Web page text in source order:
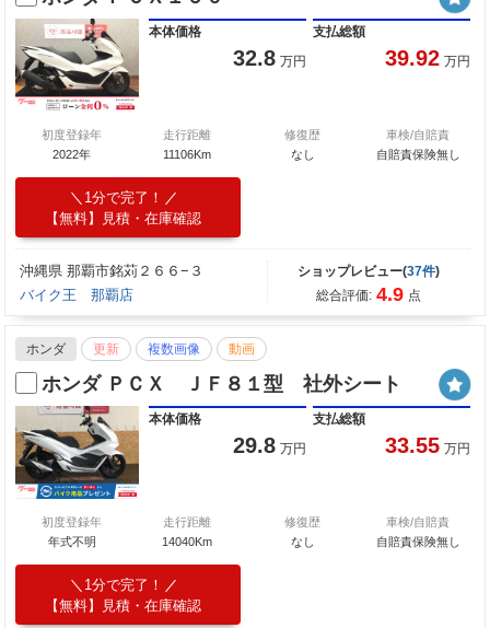
本体価格
32.8 万円
支払総額
39.92 万円
初度登録年
2022年
走行距離
11106Km
修復歴
なし
車検/自賠責
自賠責保険無し
1分で完了！
【無料】見積・在庫確認
沖縄県 那覇市銘苅２６６−３
バイク王 那覇店
ショップレビュー(37件)
総合評価: 4.9 点
ホンダ 更新 複数画像 動画
ホンダ ＰＣＸ ＪＦ８１型 社外シート
本体価格
29.8 万円
支払総額
33.55 万円
初度登録年
年式不明
走行距離
14040Km
修復歴
なし
車検/自賠責
自賠責保険無し
1分で完了！
【無料】見積・在庫確認